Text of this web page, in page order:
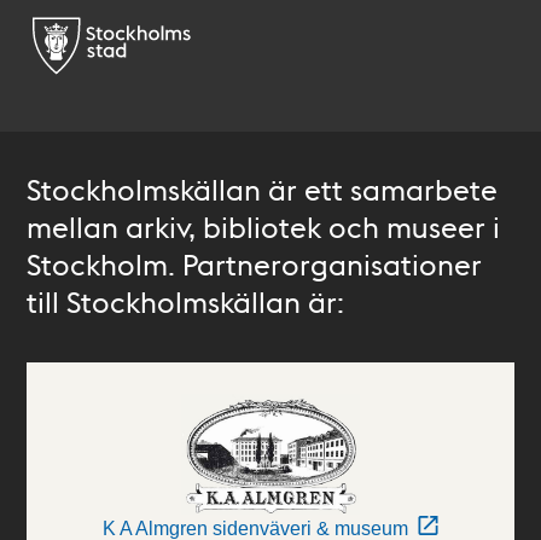
Stockholmskällan är ett samarbete
mellan arkiv, bibliotek och museer i
Stockholm. Partnerorganisationer
till Stockholmskällan är:
K A Almgren sidenväveri & museum